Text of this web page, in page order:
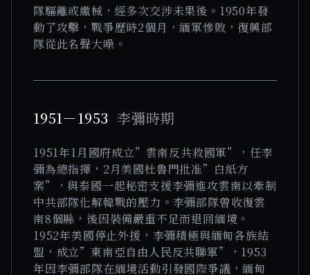
隊驅離或繳械，經多次交涉未果後。1950年發
動了攻擊，戰爭歷時2個月，緬軍慘敗，復興部
隊從此名聲大噪。
1951－1953 李彌時期
1951年1月國府成立”雲南反共救國軍”，任李
彌為總指揮，2月美國杜魯門批准”白紙方
案”，與泰國一起秘密支援李彌進攻雲南以牽制
中共部隊化解韓戰的壓力。李彌部隊曾收復雲
南8個縣，後因裝備嚴重不足而退回緬境。
1952年美國停止外援，李彌積極與緬甸各族結
盟，成立”東南亞自由人民反共聯軍”，1953
年因李彌部隊在緬境活動引發國際爭議，緬甸